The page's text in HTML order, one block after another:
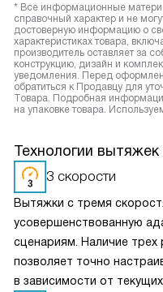
* Все информационные
справочный характер и не
достоверную информацию о
характеристиках товара,
производитель оставляет за
конструкцию, дизайн и
уведомления. Перед
обратиться к Продавцу для
Товара. Подробная
на упаковке товара.
Технологии вытяжек
3 скорости
Вытяжки с тремя
усовершенствованную
сценариям. Наличие
позволяет точно
в зависимости от